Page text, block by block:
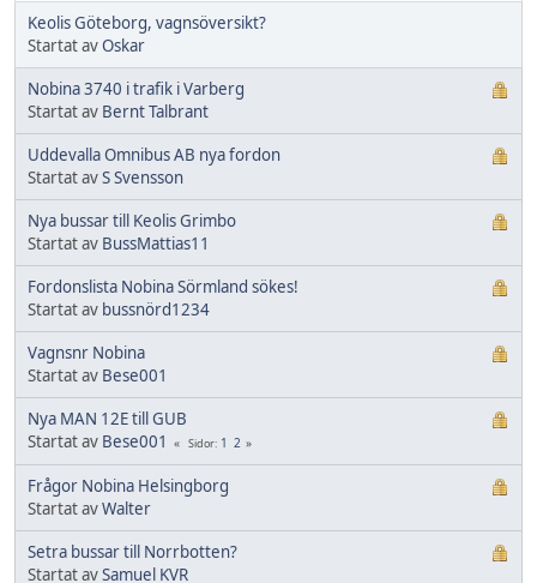
Keolis Göteborg, vagnsöversikt?
Startat avOskar
Nobina 3740 i trafik i Varberg
Startat av Bernt Talbrant
Uddevalla Omnibus AB nya fordon
Startat avS Svensson
Nya bussar till Keolis Grimbo
Startat av BussMattias11
Fordonslista Nobina Sörmland sökes!
Startat av bussnörd1234
Vagnsnr Nobina
Startat av Bese001
Nya MAN 12E till GUB
Startat av Bese001 Sidor 1 2
Frågor Nobina Helsingborg
Startat avWalter
Setra bussar till Norrbotten?
Startat avSamuel KVR